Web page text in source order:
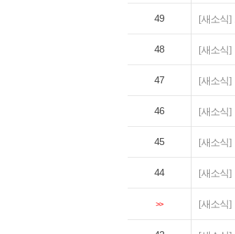
49 [새소식]
48 [새소식]
47 [새소식]
46 [새소식]
45 [새소식]
44 [새소식]
>> [새소식]